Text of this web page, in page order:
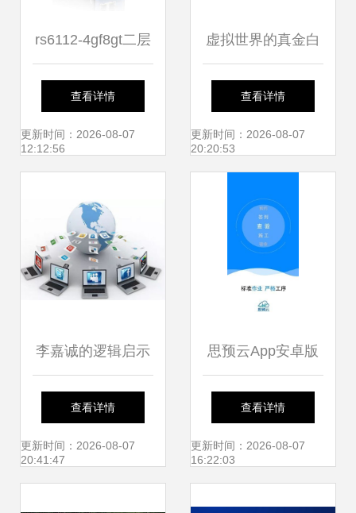
rs6112-4gf8gt二层
网管工业以太网工
业级交换机 - 二层
查看详情
更新时间：2026-08-07
12:12:56
虚拟世界的真金白
银 网络游戏赚钱与
最新网络技术服务
查看详情
更新时间：2026-08-07
20:20:53
李嘉诚的逻辑启示
物流业的下一个核
心风口是？
查看详情
更新时间：2026-08-07
20:41:47
思预云App安卓版
免费下载 最新
v1.1.8版发布，网
查看详情
更新时间：2026-08-07
16:22:03